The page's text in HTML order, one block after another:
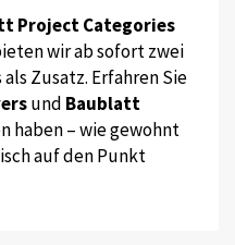
Project Categories
wir ab sofort zwei
Zusatz. Erfahren Sie
und Baublatt
haben – wie gewohnt
auf den Punkt